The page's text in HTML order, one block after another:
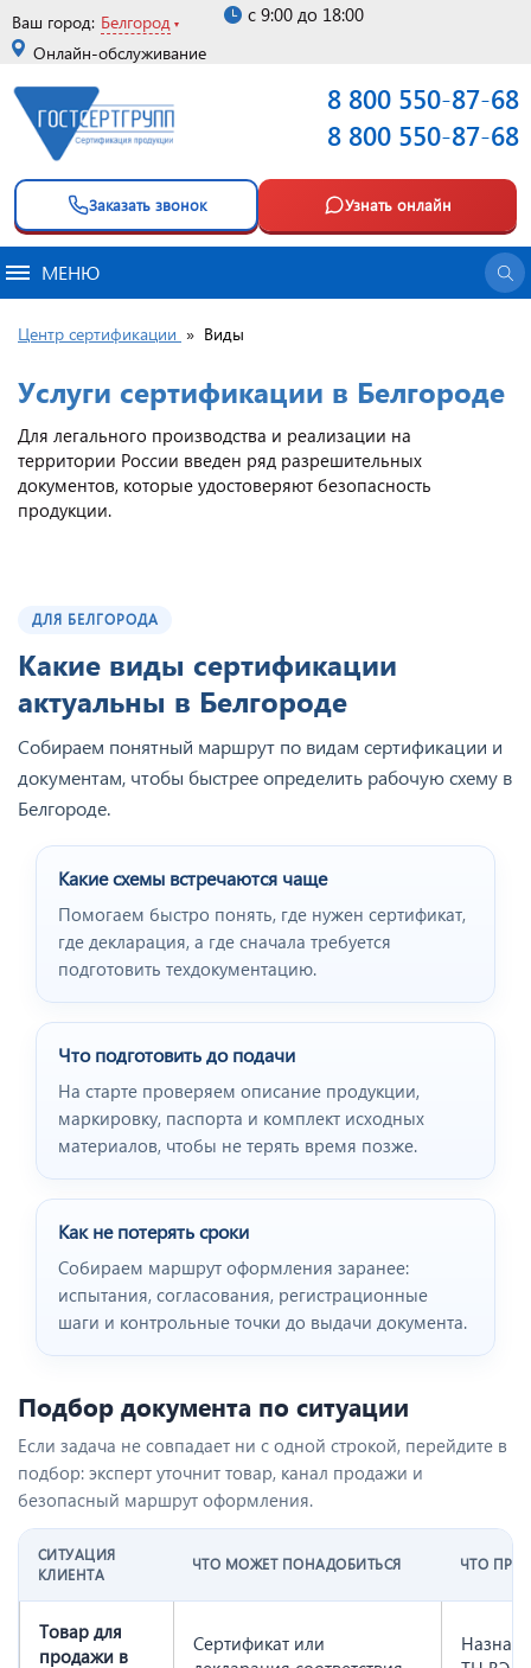
Ваш город: Белгород
Онлайн-обслуживание
с 9:00 до 18:00
8 800 550-87-68
8 800 550-87-68
Заказать звонок Узнать онлайн
МЕНЮ
Центр сертификации » Виды
Услуги сертификации в Белгороде
Для легального производства и реализации на
территории России введен ряд разрешительных
документов, которые удостоверяют безопасность
продукции.
ДЛЯ БЕЛГОРОДА
Какие виды сертификации
актуальны в Белгороде
Собираем понятный маршрут по видам сертификации и
документам, чтобы быстрее определить рабочую схему в
Белгороде.
Какие схемы встречаются чаще
Помогаем быстро понять, где нужен сертификат,
где декларация, а где сначала требуется
подготовить техдокументацию.
Что подготовить до подачи
На старте проверяем описание продукции,
маркировку, паспорта и комплект исходных
материалов, чтобы не терять время позже.
Как не потерять сроки
Собираем маршрут оформления заранее:
испытания, согласования, регистрационные
шаги и контрольные точки до выдачи документа.
Подбор документа по ситуации
Если задача не совпадает ни с одной строкой, перейдите в
подбор: эксперт уточнит товар, канал продажи и
безопасный маршрут оформления.
СИТУАЦИЯ
КЛИЕНТА
ЧТО МОЖЕТ ПОНАДОБИТЬСЯ ЧТО
Товар для
продажи в
Сертификат или